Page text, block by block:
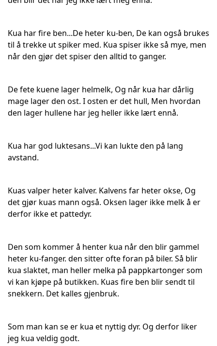
Kua har fire ben...De heter ku-ben, De kan også brukes
til å trekke ut spiker med. Kua spiser ikke så mye, men
når den gjør det spiser den alltid to ganger.
De fete kuene lager helmelk, Og når kua har dårlig
mage lager den ost. I osten er det hull, Men hvordan
den lager hullene har jeg heller ikke lært ennå.
Kua har god luktesans...Vi kan lukte den på lang
avstand.
Kuas valper heter kalver. Kalvens far heter okse, Og
det gjør kuas mann også. Oksen lager ikke melk å er
derfor ikke et pattedyr.
Den som kommer å henter kua når den blir gammel
heter ku-fanger. den sitter ofte foran på biler. Så blir
kua slaktet, man heller melka på pappkartonger som
vi kan kjøpe på butikken. Kuas fire ben blir sendt til
snekkern. Det kalles gjenbruk.
Som man kan se er kua et nyttig dyr. Og derfor liker
jeg kua veldig godt.